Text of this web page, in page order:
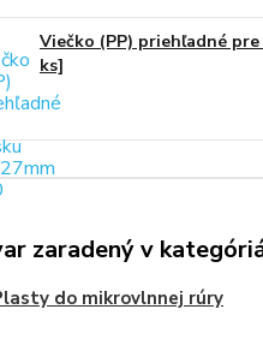
Viečko (PP) priehľadné
ks]
zaradený v
do mikrovlnnej rúry